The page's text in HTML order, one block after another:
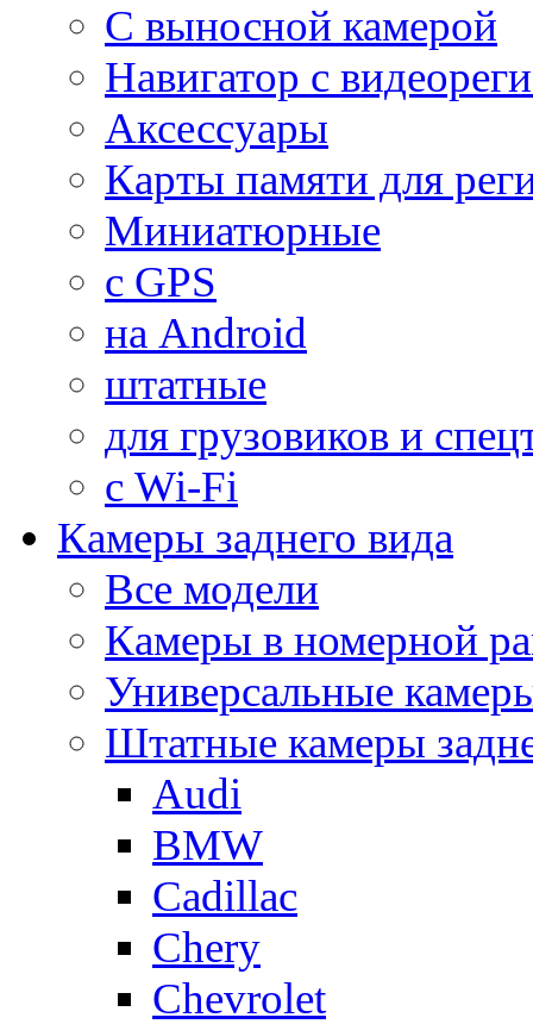
С выносной камерой
Навигатор с
Аксессуары
Карты памяти для
Миниатюрные
с GPS
на Android
штатные
для грузовиков и
с Wi-Fi
Камеры заднего вида
Все модели
Камеры в номерной
Универсальные
Штатные камеры
Audi
BMW
Cadillac
Chery
Chevrolet